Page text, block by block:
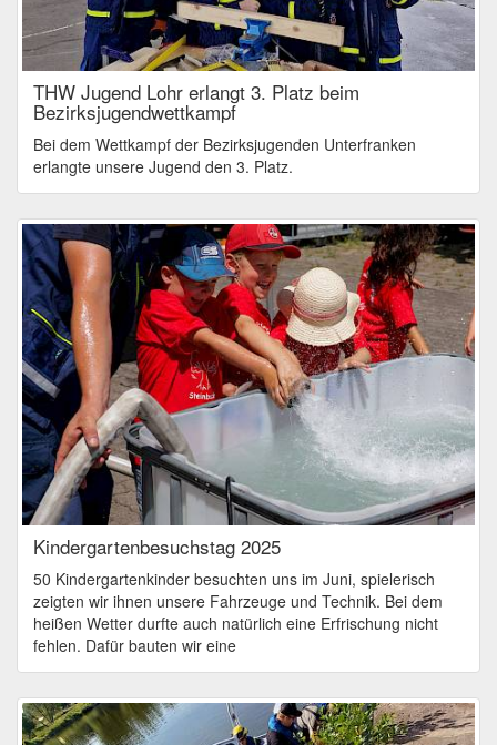
THW Jugend Lohr erlangt 3. Platz beim
Bezirksjugendwettkampf
Bei dem Wettkampf der Bezirksjugenden Unterfranken
erlangte unsere Jugend den 3. Platz.
Kindergartenbesuchstag 2025
50 Kindergartenkinder besuchten uns im Juni, spielerisch
zeigten wir ihnen unsere Fahrzeuge und Technik. Bei dem
heißen Wetter durfte auch natürlich eine Erfrischung nicht
fehlen. Dafür bauten wir eine